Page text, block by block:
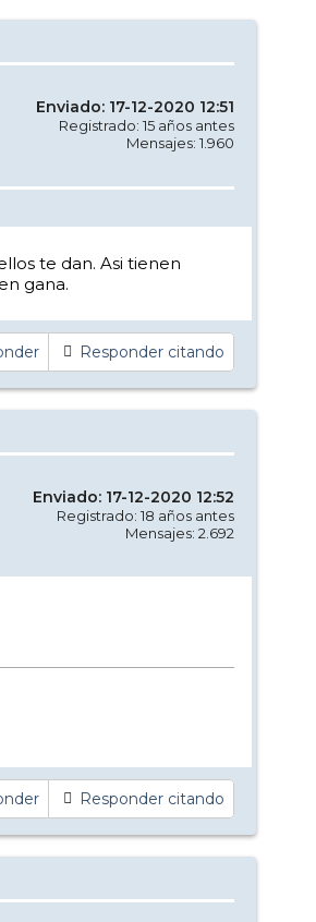
Enviado: 17-12-2020 12:51
Registrado: 15 años antes
Mensajes: 1.960
te dan. Asi tienen
gana.
Responder citando
Enviado: 17-12-2020 12:52
Registrado: 18 años antes
Mensajes: 2.692
Responder citando